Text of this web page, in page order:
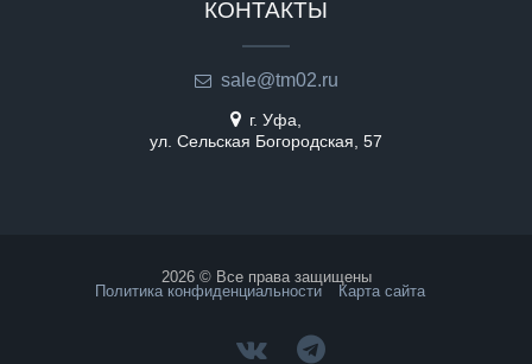
КОНТАКТЫ
sale@tm02.ru
г. Уфа,
ул. Сельская Богородская, 57
2026 © Все права защищены
Политика конфиденциальности
Карта сайта